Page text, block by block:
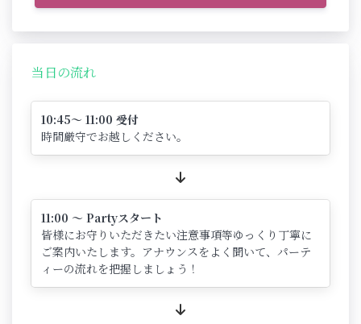
当日の流れ
10:45～ 11:00 受付
時間厳守でお越しください。
11:00 ～ Partyスタート
皆様にお守りいただきたい注意事項等ゆっくり丁寧に
ご案内いたします。アナウンスをよく聞いて、パーテ
ィーの流れを把握しましょう！